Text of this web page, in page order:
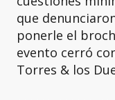
que
ponerle el
evento cerró
Torres & los